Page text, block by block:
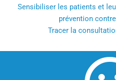
Sensibiliser les patients et
prévention
Tracer la